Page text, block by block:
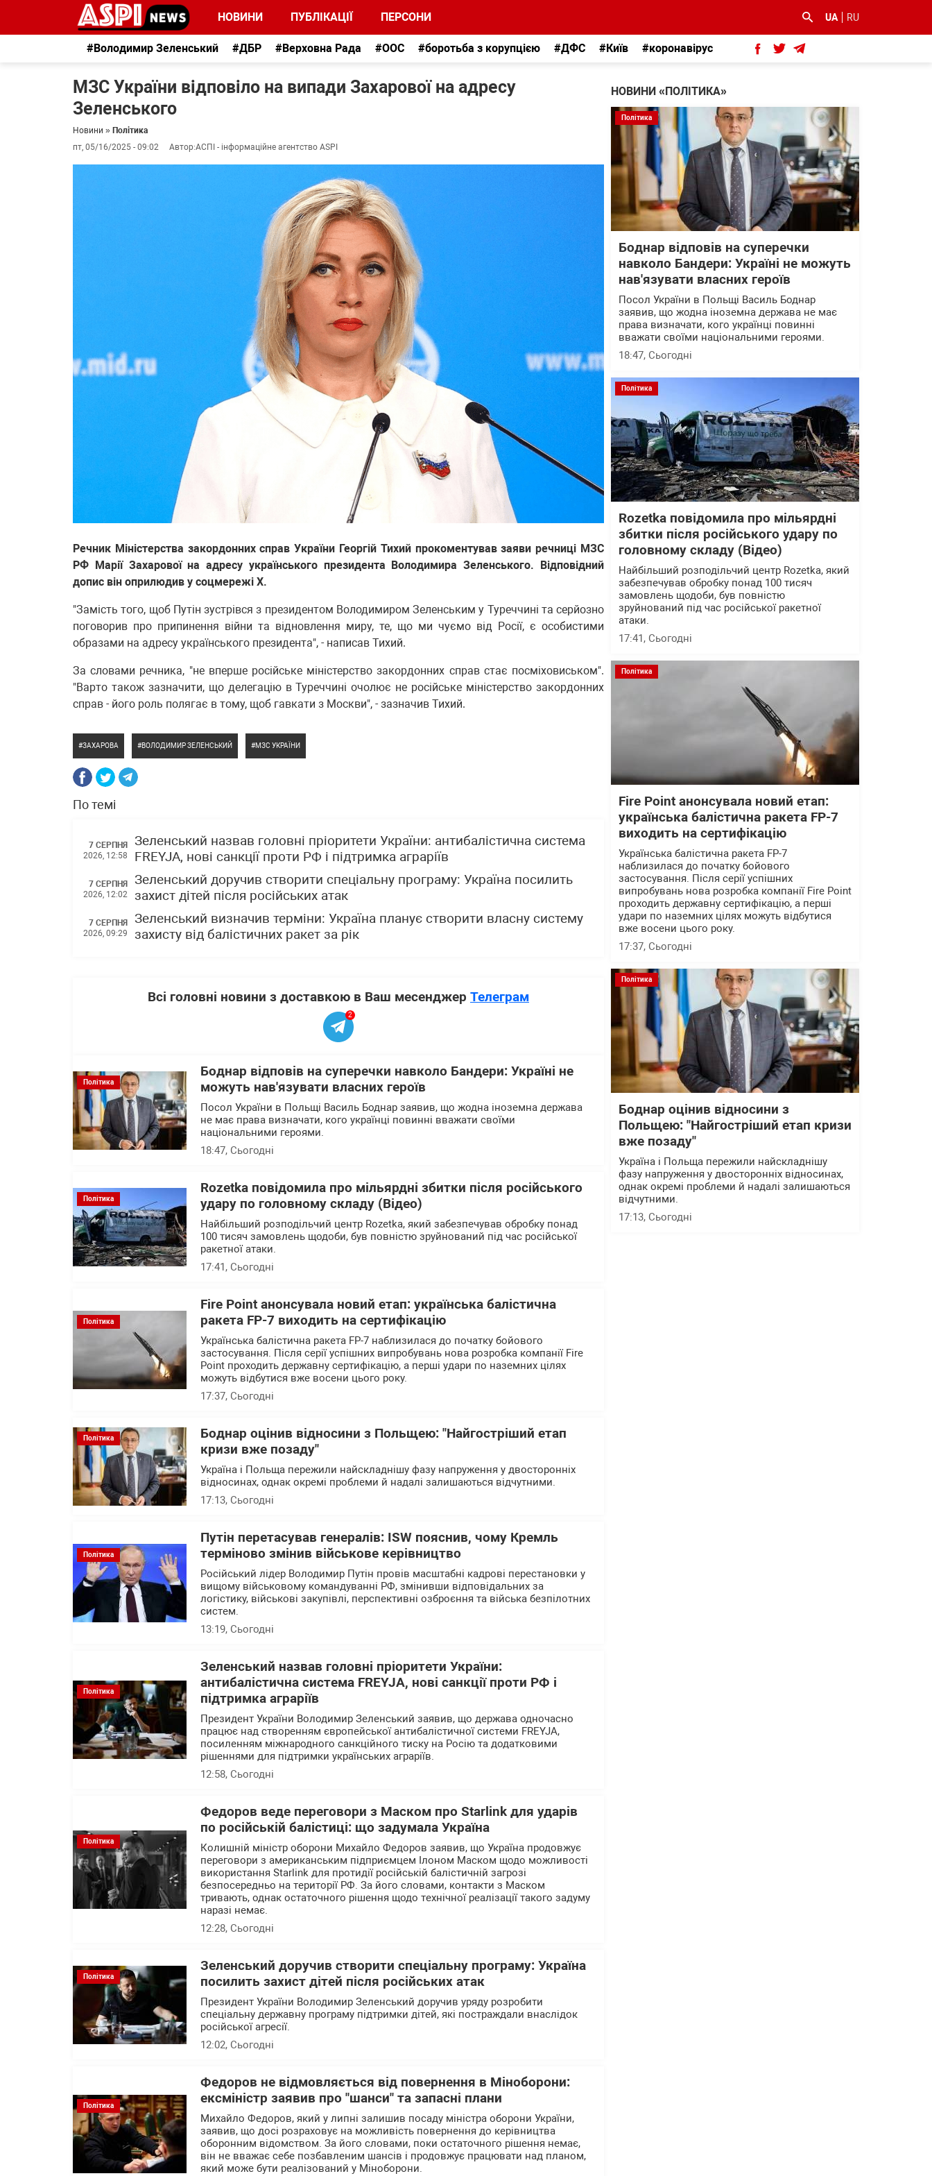
НОВИНИ ПУБЛІКАЦІЇ ПЕРСОНИ UA RU
#Володимир Зеленський #ДБР #Верховна Рада #ООС #боротьба з корупцією #ДФС #Київ #коронавірус
МЗС України відповіло на випади Захарової на адресу
Зеленського
Новини » Політика
пт, 05/16/2025 - 09:02
Автор:АСПІ - інформаційне агентство ASPI
Речник Міністерства закордонних справ України Георгій Тихий прокоментував заяви речниці МЗС
РФ Марії Захарової на адресу українського президента Володимира Зеленського. Відповідний
допис він оприлюдив у соцмережі Х.
"Замість того, щоб Путін зустрівся з президентом Володимиром Зеленським у Туреччині та серйозно
поговорив про припинення війни та відновлення миру, те, що ми чуємо від Росії, є особистими
образами на адресу українського президента", - написав Тихий.
За словами речника, "не вперше російське міністерство закордонних справ стає посміховиськом".
"Варто також зазначити, що делегацію в Туреччині очолює не російське міністерство закордонних
справ - його роль полягає в тому, щоб гавкати з Москви", - зазначив Тихий.
ЗАХАРОВА ВОЛОДИМИР ЗЕЛЕНСЬКИЙ МЗС УКРАЇНИ
По темі
7 СЕРПНЯ
2026, 12:58
Зеленський назвав головні пріоритети України: антибалістична система
FREYJA, нові санкції проти РФ і підтримка аграріїв
7 СЕРПНЯ
2026, 12:02
Зеленський доручив створити спеціальну програму: Україна посилить
захист дітей після російських атак
7 СЕРПНЯ
2026, 09:29
Зеленський визначив терміни: Україна планує створити власну систему
захисту від балістичних ракет за рік
Всі головні новини з доставкою в Ваш месенджер Телеграм
2
Політика
Боднар відповів на суперечки навколо Бандери: Україні не
можуть нав'язувати власних героїв
Посол України в Польщі Василь Боднар заявив, що жодна іноземна держава
не має права визначати, кого українці повинні вважати своїми
національними героями.
18:47, Сьогодні
Політика
Rozetka повідомила про мільярдні збитки після російського
удару по головному складу (Відео)
Найбільший розподільчий центр Rozetka, який забезпечував обробку понад
100 тисяч замовлень щодоби, був повністю зруйнований під час російської
ракетної атаки.
17:41, Сьогодні
Політика
Fire Point анонсувала новий етап: українська балістична
ракета FP-7 виходить на сертифікацію
Українська балістична ракета FP-7 наблизилася до початку бойового
застосування. Після серії успішних випробувань нова розробка компанії Fire
Point проходить державну сертифікацію, а перші удари по наземних цілях
можуть відбутися вже восени цього року.
17:37, Сьогодні
Політика
Боднар оцінив відносини з Польщею: "Найгостріший етап
кризи вже позаду"
Україна і Польща пережили найскладнішу фазу напруження у двосторонніх
відносинах, однак окремі проблеми й надалі залишаються відчутними.
17:13, Сьогодні
Політика
Путін перетасував генералів: ISW пояснив, чому Кремль
терміново змінив військове керівництво
Російський лідер Володимир Путін провів масштабні кадрові перестановки у
вищому військовому командуванні РФ, змінивши відповідальних за
логістику, військові закупівлі, перспективні озброєння та війська безпілотних
систем.
13:19, Сьогодні
Політика
Зеленський назвав головні пріоритети України:
антибалістична система FREYJA, нові санкції проти РФ і
підтримка аграріїв
Президент України Володимир Зеленський заявив, що держава одночасно
працює над створенням європейської антибалістичної системи FREYJA,
посиленням міжнародного санкційного тиску на Росію та додатковими
рішеннями для підтримки українських аграріїв.
12:58, Сьогодні
Політика
Федоров веде переговори з Маском про Starlink для ударів
по російській балістиці: що задумала Україна
Колишній міністр оборони Михайло Федоров заявив, що Україна продовжує
переговори з американським підприємцем Ілоном Маском щодо можливості
використання Starlink для протидії російській балістичній загрозі
безпосередньо на території РФ. За його словами, контакти з Маском
тривають, однак остаточного рішення щодо технічної реалізації такого задуму
наразі немає.
12:28, Сьогодні
Політика
Зеленський доручив створити спеціальну програму: Україна
посилить захист дітей після російських атак
Президент України Володимир Зеленський доручив уряду розробити
спеціальну державну програму підтримки дітей, які постраждали внаслідок
російської агресії.
12:02, Сьогодні
Політика
Федоров не відмовляється від повернення в Міноборони:
ексміністр заявив про "шанси" та запасні плани
Михайло Федоров, який у липні залишив посаду міністра оборони України,
заявив, що досі розраховує на можливість повернення до керівництва
оборонним відомством. За його словами, поки остаточного рішення немає,
він не вважає себе позбавленим шансів і продовжує працювати над планом,
який може бути реалізований у Міноборони.
НОВИНИ «ПОЛІТИКА»
Політика
Боднар відповів на суперечки
навколо Бандери: Україні не можуть
нав'язувати власних героїв
Посол України в Польщі Василь Боднар
заявив, що жодна іноземна держава не має
права визначати, кого українці повинні
вважати своїми національними героями.
18:47, Сьогодні
Політика
Rozetka повідомила про мільярдні
збитки після російського удару по
головному складу (Відео)
Найбільший розподільчий центр Rozetka, який
забезпечував обробку понад 100 тисяч
замовлень щодоби, був повністю
зруйнований під час російської ракетної
атаки.
17:41, Сьогодні
Політика
Fire Point анонсувала новий етап:
українська балістична ракета FP-7
виходить на сертифікацію
Українська балістична ракета FP-7
наблизилася до початку бойового
застосування. Після серії успішних
випробувань нова розробка компанії Fire Point
проходить державну сертифікацію, а перші
удари по наземних цілях можуть відбутися
вже восени цього року.
17:37, Сьогодні
Політика
Боднар оцінив відносини з
Польщею: "Найгостріший етап кризи
вже позаду"
Україна і Польща пережили найскладнішу
фазу напруження у двосторонніх відносинах,
однак окремі проблеми й надалі залишаються
відчутними.
17:13, Сьогодні